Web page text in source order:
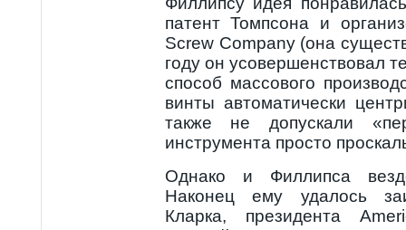
патент Томпсона и
Screw Company (она
году он усовершенствовал
способ массового
винты автоматически
также не допускали
инструмента просто
Однако и Филлипса
Наконец ему удалось
Кларка, президента